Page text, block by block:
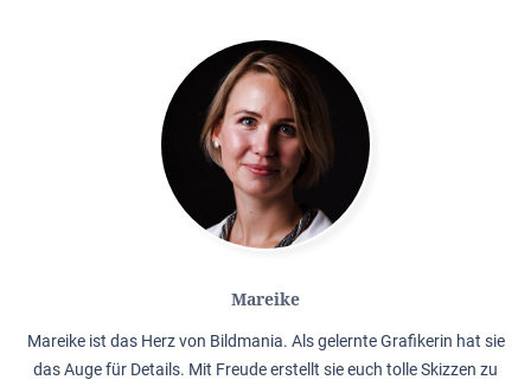
Mareike
Mareike ist das Herz von Bildmania. Als gelernte Grafikerin hat sie
das Auge für Details. Mit Freude erstellt sie euch tolle Skizzen zu